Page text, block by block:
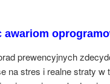
awariom
prewencyjnych
na stres i realne straty w